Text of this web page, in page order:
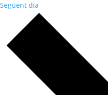
Següent dia